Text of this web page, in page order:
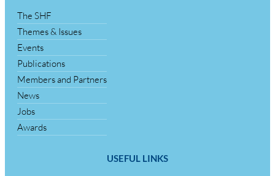
The SHF
Themes & Issues
Events
Publications
Members and Partners
News
Jobs
Awards
USEFUL LINKS